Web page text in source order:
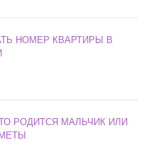
НОМЕР КВАРТИРЫ В
РОДИТСЯ МАЛЬЧИК ИЛИ